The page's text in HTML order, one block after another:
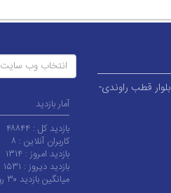
کاشان-کیلومتر ۶ بلوار قطب راوندی-
انتخاب وب سایت
آمار بازدید
بازدید کل : ۴۸۸۴۴
کاربران آنلاین : ۸
بازدید امروز : ۱۳۱۴
بازدید دیروز : ۱۵۳۱
میانگین بازدید ۳۰ روز گذشته :